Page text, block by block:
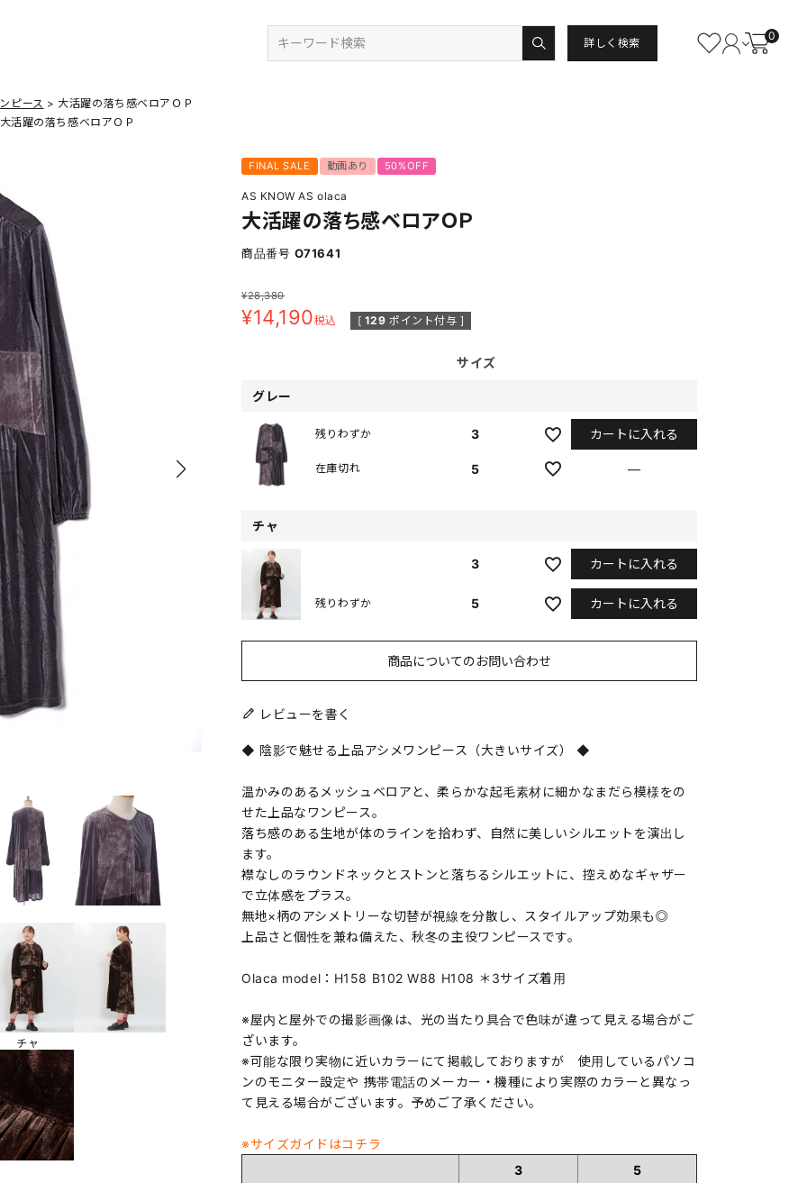
詳しく検索
0
ピース
大活躍の落ち感ベロアＯＰ
大活躍の落ち感ベロアＯＰ
チャ
FINAL SALE 動画あり 50%OFF
AS KNOW AS olaca
大活躍の落ち感ベロアＯＰ
商品番号 O71641
¥28,380
¥14,190税込 [ 129 ポイント付与 ]
サイズ
グレー
3
残りわずか カートに入れる
5
在庫切れ —
チャ
3 カートに入れる
5
残りわずか カートに入れる
商品についてのお問い合わせ
レビューを書く
◆ 陰影で魅せる上品アシメワンピース（大きいサイズ） ◆
温かみのあるメッシュベロアと、柔らかな起毛素材に細かなまだら模様をの
せた上品なワンピース。
落ち感のある生地が体のラインを拾わず、自然に美しいシルエットを演出し
ます。
襟なしのラウンドネックとストンと落ちるシルエットに、控えめなギャザー
で立体感をプラス。
無地×柄のアシメトリーな切替が視線を分散し、スタイルアップ効果も◎
上品さと個性を兼ね備えた、秋冬の主役ワンピースです。
Olaca model：H158 B102 W88 H108 ＊3サイズ着用
※屋内と屋外での撮影画像は、光の当たり具合で色味が違って見える場合がご
ざいます。
※可能な限り実物に近いカラーにて掲載しておりますが 使用しているパソコ
ンのモニター設定や 携帯電話のメーカー・機種により実際のカラーと異なっ
て見える場合がございます。予めご了承ください。
※サイズガイドはコチラ
3
5